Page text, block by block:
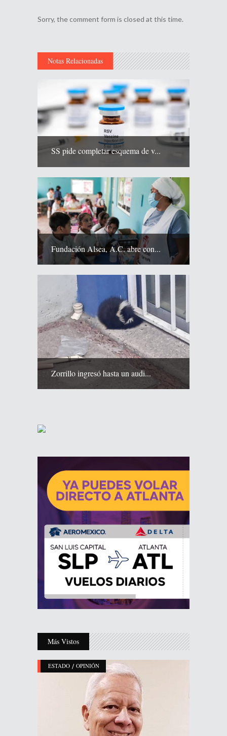
Sorry, the comment form is closed at this time.
Notas Relacionadas
SS pide completar esquema de v...
Fundación Alsea, A.C. abre con...
Zorrillo ingresó hasta un audi...
Más Vistos
ESTADO / OPINIÓN